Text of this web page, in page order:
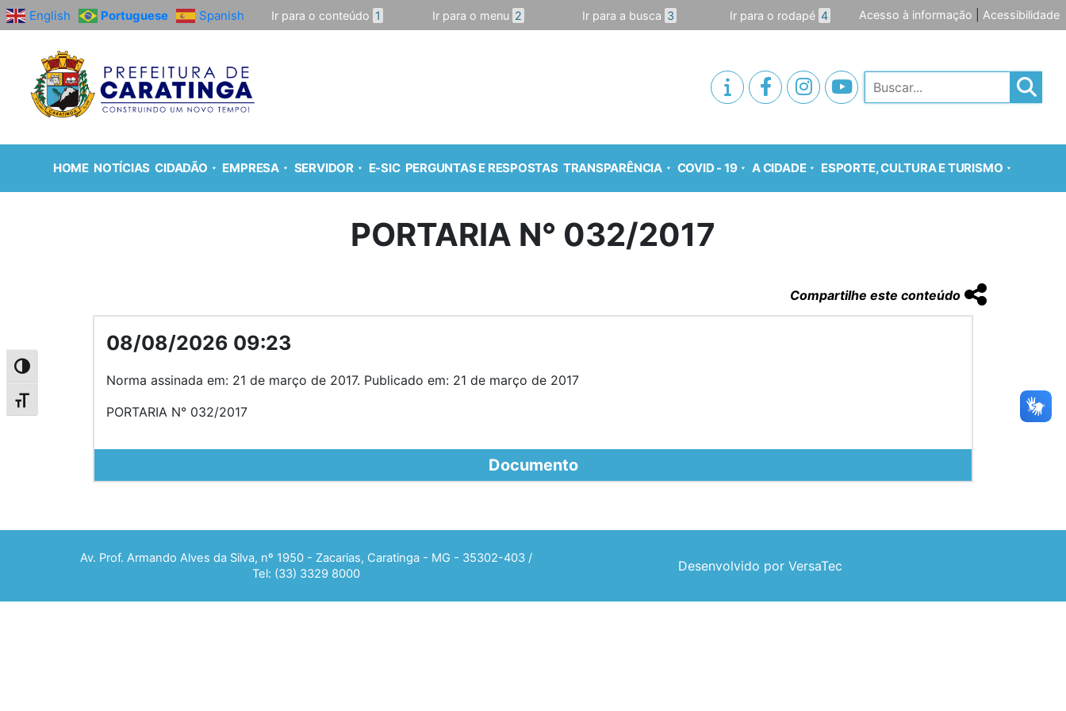
Alternar alto contraste
Alternar tamanho da fonte
English Portuguese Spanish Ir para o conteúdo 1 Ir para o menu 2 Ir para a busca 3 Ir para o rodapé 4 Acesso à informação Acessibilidade
Pesquisar
HOME NOTÍCIAS CIDADÃO EMPRESA SERVIDOR E-SIC PERGUNTAS E RESPOSTAS TRANSPARÊNCIA COVID - 19 A CIDADE ESPORTE, CULTURA E TURISMO
PORTARIA N° 032/2017
Compartilhe este conteúdo
08/08/2026 09:23
Norma assinada em: 21 de março de 2017. Publicado em: 21 de março de 2017
PORTARIA N° 032/2017
Documento
Av. Prof. Armando Alves da Silva, nº 1950 - Zacarias, Caratinga - MG - 35302-403 /
Tel: (33) 3329 8000
Desenvolvido por VersaTec